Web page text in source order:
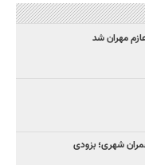
عمران شهری؛ بزودی